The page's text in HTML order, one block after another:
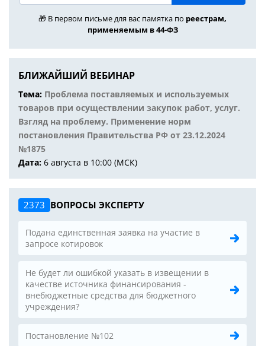
🎁 В первом письме для вас памятка по реестрам,
применяемым в 44-ФЗ
БЛИЖАЙШИЙ ВЕБИНАР
Тема: Проблема поставляемых и используемых
товаров при осуществлении закупок работ, услуг.
Взгляд на проблему. Применение норм
постановления Правительства РФ от 23.12.2024
№1875
Дата: 6 августа в 10:00 (МСК)
2373 ВОПРОСЫ ЭКСПЕРТУ
Подана единственная заявка на участие в
запросе котировок
Не будет ли ошибкой указать в извещении в
качестве источника финансирования -
внебюджетные средства для бюджетного
учреждения?
Постановление №102